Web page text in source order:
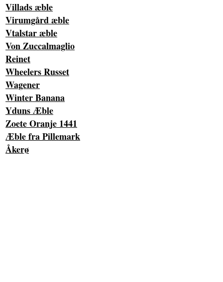
Villads æble
Virumgård æble
Vtalstar æble
Von Zuccalmaglio
Reinet
Wheelers Russet
Wagener
Winter Banana
Yduns Æble
Zoete Oranje 1441
Æble fra Pillemark
Åkerø